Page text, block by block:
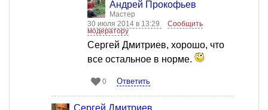
Андрей Прокофьев
Мастер
30 июля 2014 в 13:29
Сообщить
модератору
Сергей Дмитриев, хорошо, что
все остальное в норме.
0 Ответить
Сергей Дмитриев